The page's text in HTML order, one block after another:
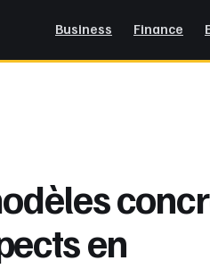
Business Finance
en